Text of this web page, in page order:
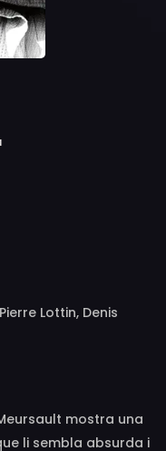
Lottin, Denis
Benjamin
Benoit Ugeux, Mar
Mireille Perrier,
Cudennec,
mostra una
li sembla absurda i